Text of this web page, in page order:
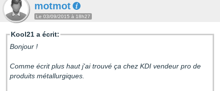
motmot
Le 03/09/2015 à 18h27
Kool21 a écrit:
Bonjour !
Comme écrit plus haut j'ai trouvé ça chez KDI vendeur pro de
produits métallurgiques.